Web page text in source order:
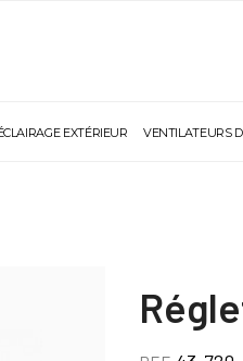
EXTÉRIEUR VENTILATEURS